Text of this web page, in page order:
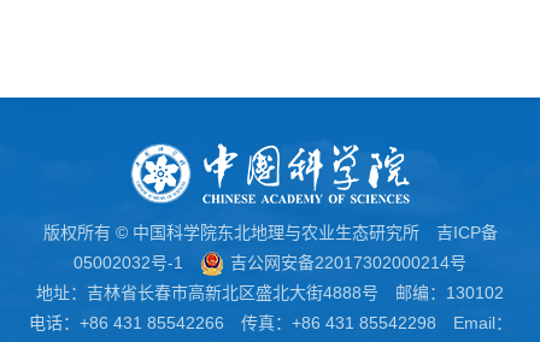
版权所有 © 中国科学院东北地理与农业生态研究所 吉ICP备
05002032号-1
吉公网安备22017302000214号
地址：吉林省长春市高新北区盛北大街4888号 邮编：130102
电话：+86 431 85542266 传真：+86 431 85542298 Email：